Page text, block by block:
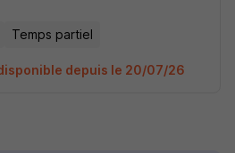
Temps partiel
depuis le 20/07/26